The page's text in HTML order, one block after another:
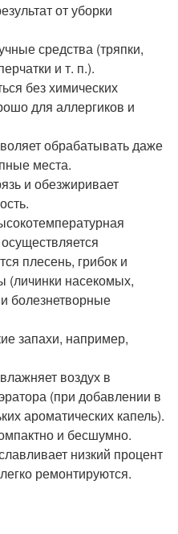
от уборки
средства (тряпки,
и т. п.).
без химических
для аллергиков и
обрабатывать даже
места.
и обезжиривает
плесень, грибок и
(личинки насекомых,
болезнетворные
запахи, например,
воздух в
(при добавлении в
ароматических капель).
и бесшумно.
низкий процент
ремонтируются.